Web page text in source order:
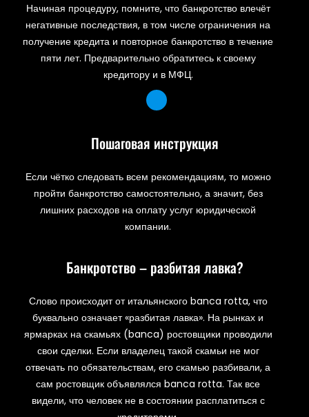
Начиная процедуру, помните, что банкротство влечёт
негативные последствия, в том числе ограничения на
получение кредита и повторное банкротство в течение
пяти лет. Предварительно обратитесь к своему
кредитору и в МФЦ.
Пошаговая инструкция
Если чётко следовать всем рекомендациям, то можно
пройти банкротство самостоятельно, а значит, без
лишних расходов на оплату услуг юридической
компании.
Банкротство – разбитая лавка?
Слово происходит от итальянского banca rotta, что
буквально означает «разбитая лавка». На рынках и
ярмарках на скамьях (banca) ростовщики проводили
свои сделки. Если владелец такой скамьи не мог
отвечать по обязательствам, его скамью разбивали, а
сам ростовщик объявлялся banca rotta. Так все
видели, что человек не в состоянии расплатиться с